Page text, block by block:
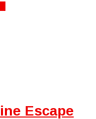
Escape